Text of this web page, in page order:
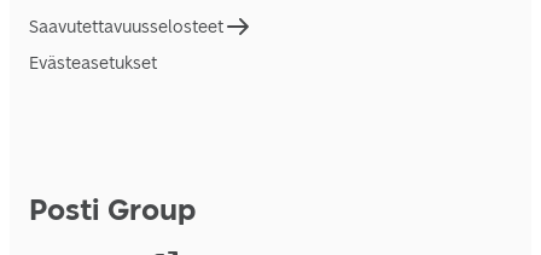
Saavutettavuusselosteet
Evästeasetukset
Posti Group